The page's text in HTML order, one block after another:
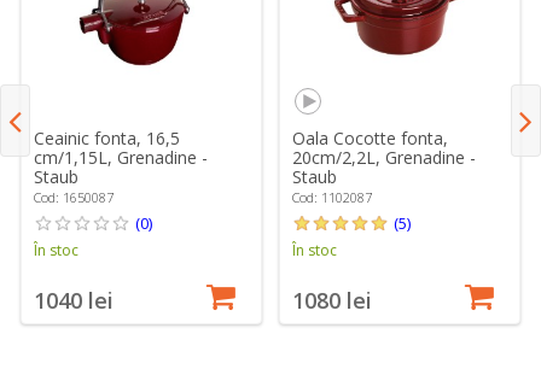
Ceainic fonta, 16,5
cm/1,15L, Grenadine -
Staub
Cod: 1650087
(0)
În stoc
1040 lei
Oala Cocotte fonta,
20cm/2,2L, Grenadine -
Staub
Cod: 1102087
(5)
În stoc
1080 lei